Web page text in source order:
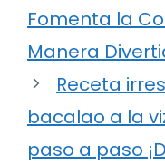
Fomenta la
Manera
Receta
bacalao a la
paso a paso